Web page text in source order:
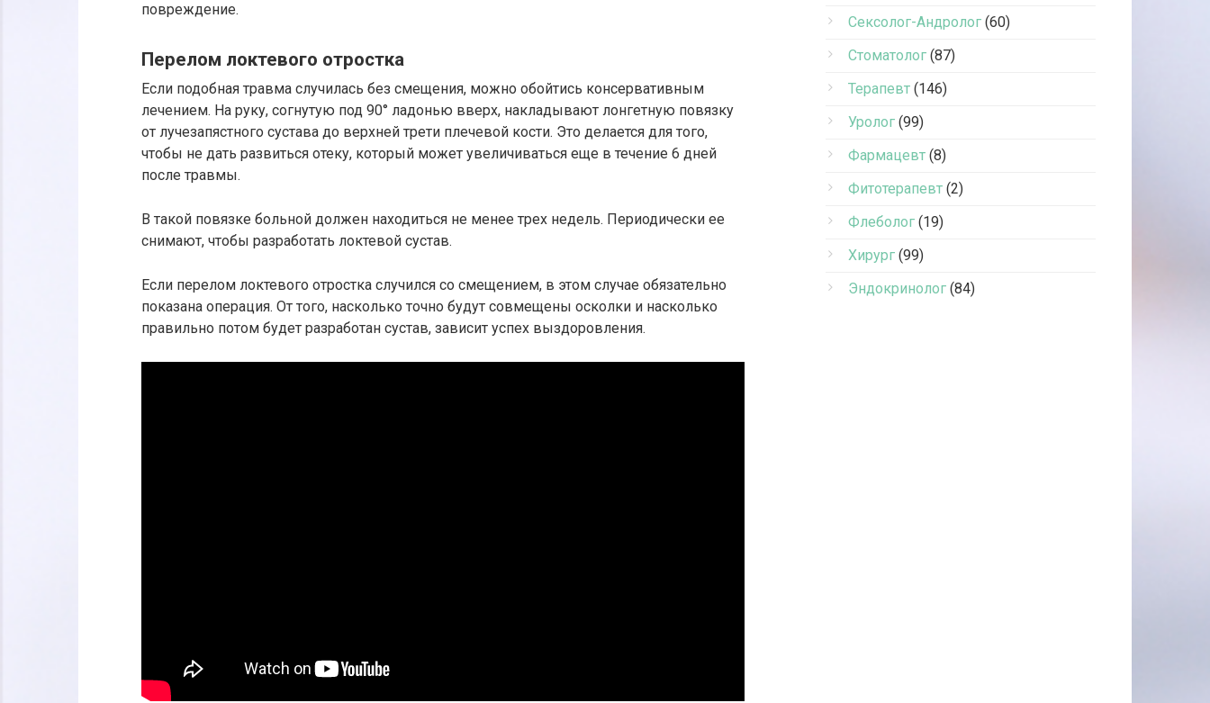
повреждение.
Перелом локтевого отростка
Если подобная травма случилась без смещения, можно обойтись консервативным
лечением. На руку, согнутую под 90° ладонью вверх, накладывают лонгетную повязку
от лучезапястного сустава до верхней трети плечевой кости. Это делается для того,
чтобы не дать развиться отеку, который может увеличиваться еще в течение 6 дней
после травмы.
В такой повязке больной должен находиться не менее трех недель. Периодически ее
снимают, чтобы разработать локтевой сустав.
Если перелом локтевого отростка случился со смещением, в этом случае обязательно
показана операция. От того, насколько точно будут совмещены осколки и насколько
правильно потом будет разработан сустав, зависит успех выздоровления.
Сексолог-Андролог (60)
Стоматолог (87)
Терапевт (146)
Уролог (99)
Фармацевт (8)
Фитотерапевт (2)
Флеболог (19)
Хирург (99)
Эндокринолог (84)